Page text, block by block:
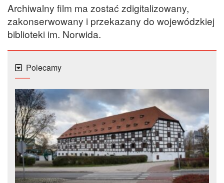
Archiwalny film ma zostać zdigitalizowany,
zakonserwowany i przekazany do wojewódzkiej
biblioteki im. Norwida.
Polecamy